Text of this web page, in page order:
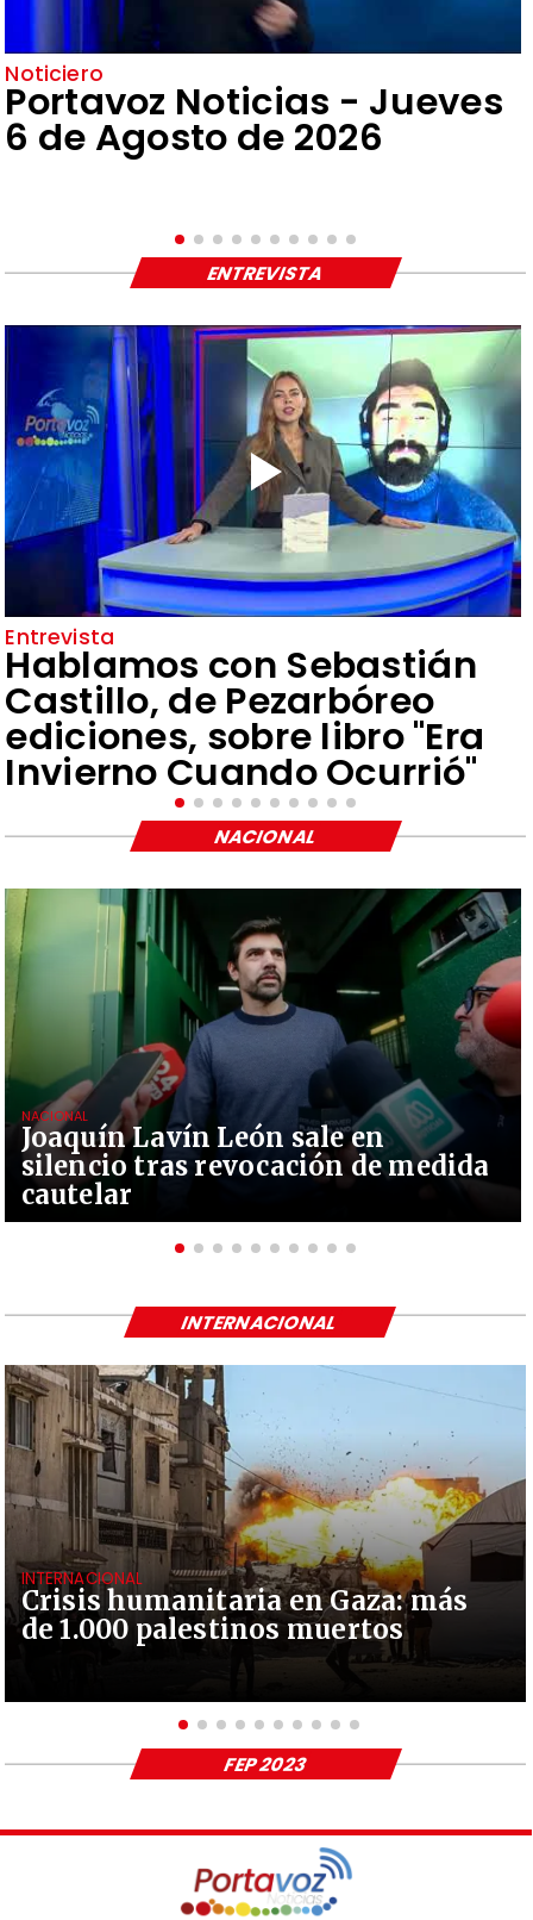
Noticiero
Portavoz Noticias - Jueves
6 de Agosto de 2026
Entrevista
Hablamos con Sebastián
Castillo, de Pezarbóreo
ediciones, sobre libro "Era
Invierno Cuando Ocurrió"
ENTREVISTA
Joaquín Lavín León sale en
silencio tras revocación de medida
cautelar
NACIONAL
NACIONAL
Crisis humanitaria en Gaza: más
de 1.000 palestinos muertos
INTERNACIONAL
INTERNACIONAL
FEP 2023